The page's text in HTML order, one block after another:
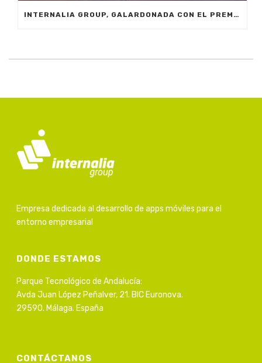
INTERNALIA GROUP, GALARDONADA CON EL PREMIO A LA INNOVACIÓN EN LOS XXIV PREMIOS EMPRESARIALES CIT MARBELLA 2024
Empresa dedicada al desarrollo de apps móviles para el
entorno empresarial
DONDE ESTAMOS
Parque Tecnológico de Andalucía:
Avda Juan López Peñalver, 21. BIC Euronova.
29590. Málaga. España
CONTÁCTANOS